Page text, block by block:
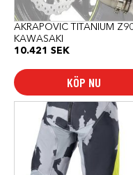
AKRAPOVIC TITANIUM
KAWASAKI
10.421 SEK
KÖP NU
produkten
flera
varianter.